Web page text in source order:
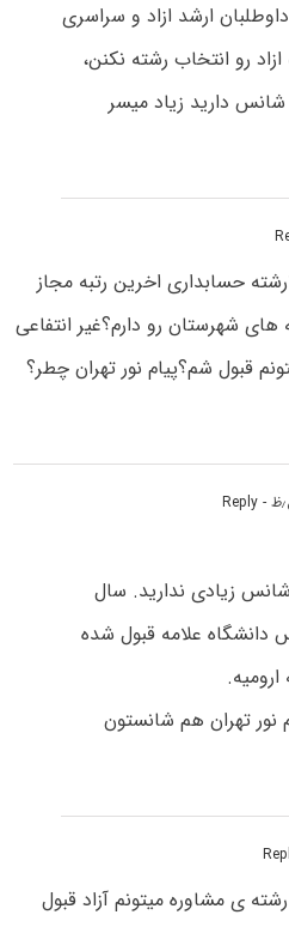
ارشد ازاد و سراسری
رو انتخاب رشته نکنن،
دارید زیاد میسر
سلام مهساجون من با رتبه ۱۴۰۰رشته حسابداری اخرین رتبه مجاز
های شهرستان رو دارم؟غیر انتفاعی
قبول شم؟پیام نور تهران چطر؟
- Reply
شانس زیادی ندارید. سال
رتبه ۱۴۰۰ پردیس دانشگاه علامه قبول شده
نور تهران هم شانستون
سلام مهسا خانم با رتبه ی ۹۶۱ رشته ی مشاوره میتونم آزاد قبول